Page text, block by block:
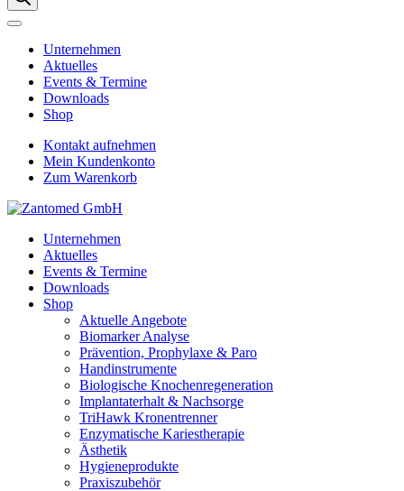
Unternehmen
Aktuelles
Events & Termine
Downloads
Shop
Kontakt aufnehmen
Mein Kundenkonto
Zum Warenkorb
Unternehmen
Aktuelles
Events & Termine
Downloads
Shop
Aktuelle Angebote
Biomarker Analyse
Prävention, Prophylaxe & Paro
Handinstrumente
Biologische Knochenregeneration
Implantaterhalt & Nachsorge
TriHawk Kronentrenner
Enzymatische Kariestherapie
Ästhetik
Hygieneprodukte
Praxiszubehör